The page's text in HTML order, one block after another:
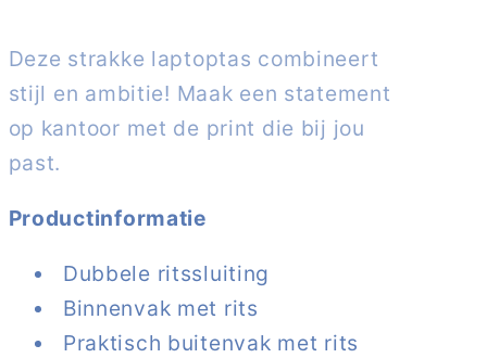
Deze strakke laptoptas combineert
stijl en ambitie! Maak een statement
op kantoor met de print die bij jou
past.
Productinformatie
Dubbele ritssluiting
Binnenvak met rits
Praktisch buitenvak met rits